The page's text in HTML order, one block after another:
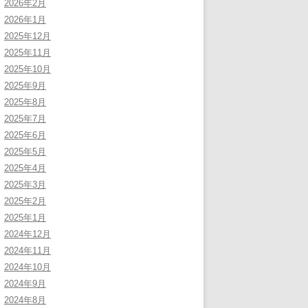
2026年2月
2026年1月
2025年12月
2025年11月
2025年10月
2025年9月
2025年8月
2025年7月
2025年6月
2025年5月
2025年4月
2025年3月
2025年2月
2025年1月
2024年12月
2024年11月
2024年10月
2024年9月
2024年8月